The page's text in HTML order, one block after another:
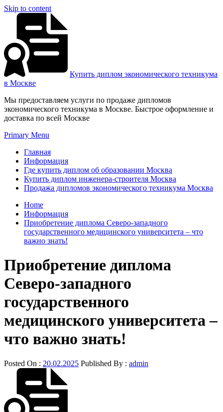
Skip to content
Купить диплом экономического техникума
в Москве
Мы предоставляем услуги по продаже дипломов
экономического техникума в Москве. Быстрое оформление и
доставка по всей Москве
Primary Menu
Главная
Информация
Где купить диплом об образовании Москва
Купить диплом инженера-строителя Москва
Продажа дипломов экономического техникума Москва
Home
Информация
Приобретение диплома Северо-западного
государственного медицинского университета – что
важно знать!
Приобретение диплома
Северо-западного
государственного
медицинского университета –
что важно знать!
Posted On : 20.02.2025 Published By : admin